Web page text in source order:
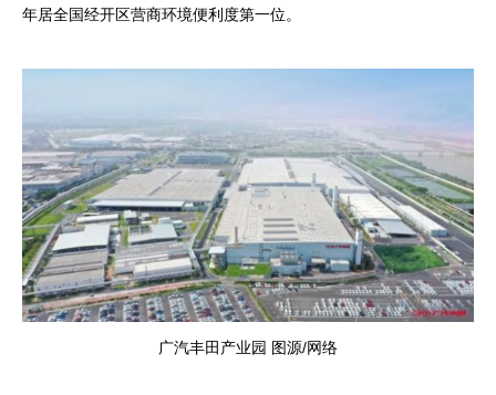
年居全国经开区营商环境便利度第一位。
广汽丰田产业园 图源/网络